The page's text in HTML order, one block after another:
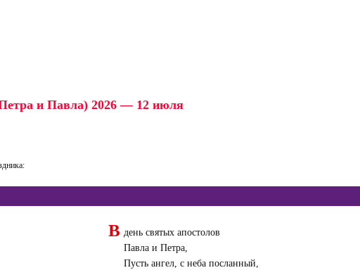
и Павла) 2026 — 12 июля
В день святых апостолов
Павла и Петра,
Пусть ангел, с неба посланный,